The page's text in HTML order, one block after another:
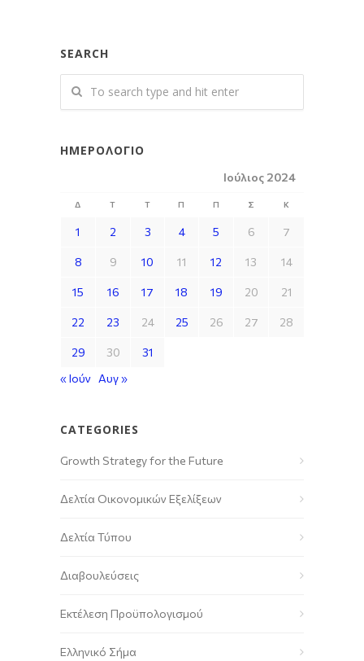
SEARCH
ΗΜΕΡΟΛΌΓΙΟ
Ιούλιος 2024
Δ Τ Τ Π Π Σ Κ
1 2 3 4 5 6 7
8 9 10 11 12 13 14
15 16 17 18 19 20 21
22 23 24 25 26 27 28
29 30
31
« Ιούν Αυγ »
CATEGORIES
Growth Strategy for the Future
Δελτία Οικονομικών Εξελίξεων
Δελτία Τύπου
Διαβουλεύσεις
Εκτέλεση Προϋπολογισμού
Ελληνικό Σήμα